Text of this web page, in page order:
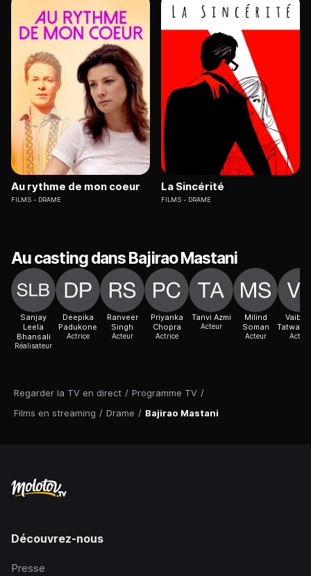
Regarder la TV en direct / Programme TV /
Films en streaming / Drame / Bajirao Mastani
Au rythme de mon coeur
FILMS DRAME
La Sincérité
FILMS DRAME
Au casting dans Bajirao Mastani
Sanjay
Leela
Bhansali
Réalisateur
Deepika
Padukone
Actrice
Ranveer
Singh
Acteur
Priyanka
Chopra
Actrice
Tanvi Azmi
Acteur
Milind
Soman
Acteur Acteur
Découvrez-nous
Presse